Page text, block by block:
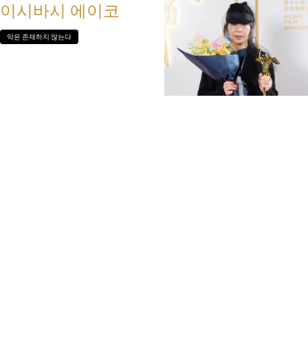
이시바시 에이코
악은 존재하지 않는다